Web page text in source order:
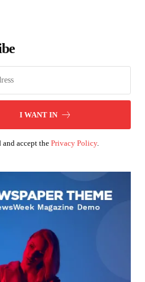
I WANT IN
and accept thePrivacy Policy.